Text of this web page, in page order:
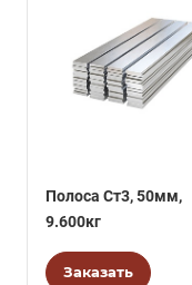
Полоса Ст3, 50мм,
9.600кг
Заказать